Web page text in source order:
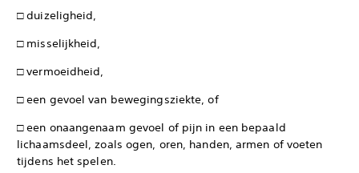
□ duizeligheid,
□ misselijkheid,
□ vermoeidheid,
□ een gevoel van bewegingsziekte, of
□ een onaangenaam gevoel of pijn in een bepaald
lichaamsdeel, zoals ogen, oren, handen, armen of voeten
tijdens het spelen.